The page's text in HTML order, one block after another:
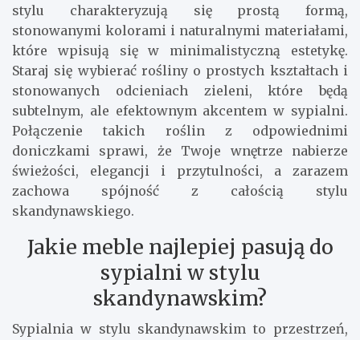
stylu charakteryzują się prostą formą,
stonowanymi kolorami i naturalnymi materiałami,
które wpisują się w minimalistyczną estetykę.
Staraj się wybierać rośliny o prostych kształtach i
stonowanych odcieniach zieleni, które będą
subtelnym, ale efektownym akcentem w sypialni.
Połączenie takich roślin z odpowiednimi
doniczkami sprawi, że Twoje wnętrze nabierze
świeżości, elegancji i przytulności, a zarazem
zachowa spójność z całością stylu
skandynawskiego.
Jakie meble najlepiej pasują do
sypialni w stylu
skandynawskim?
Sypialnia w stylu skandynawskim to przestrzeń,